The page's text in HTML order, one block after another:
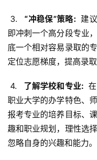
3.
  “冲稳保”策略:
建
即冲刺一个高分段专业
底一个相对容易录取的
定位志愿梯度，提高录取
4.
  了解学校和专业:
职业大学的办学特色、
报考专业的培养目标、
趣和职业规划，理性选
忽略自身的兴趣和能力。